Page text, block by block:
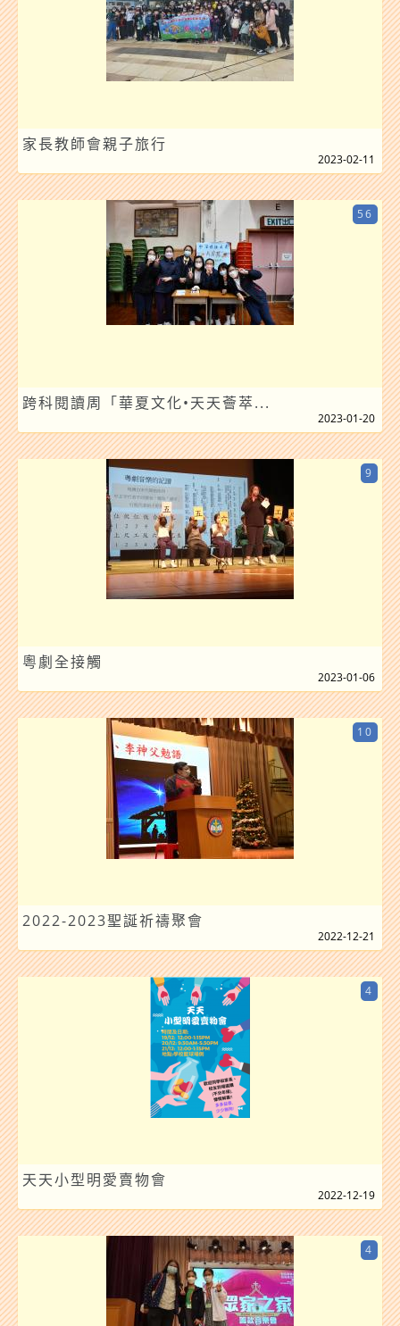
家長教師會親子旅行
2023-02-11
跨科閱讀周「華夏文化•天天薈萃...
56
2023-01-20
粵劇全接觸
9
2023-01-06
2022-2023聖誕祈禱聚會
10
2022-12-21
天天小型明愛賣物會
4
2022-12-19
4